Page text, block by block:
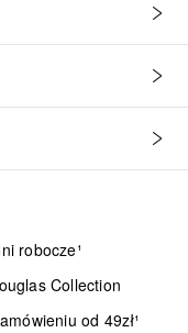
robocze¹
Collection
od 49zł¹